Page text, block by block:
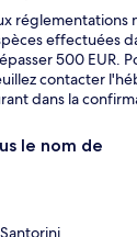
réglementations
effectuées
500 EUR.
contacter
dans la
le nom de